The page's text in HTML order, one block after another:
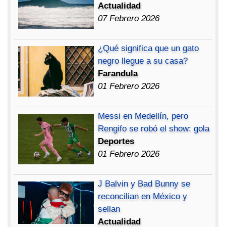
Actualidad
07 Febrero 2026
¿Qué significa que un gato
negro llegue a su casa?
Farandula
01 Febrero 2026
Messi en Medellín, pero
Rengifo se robó el show: gola
Deportes
01 Febrero 2026
J Balvin y Bad Bunny se
reconcilian en México y
sellan
Actualidad